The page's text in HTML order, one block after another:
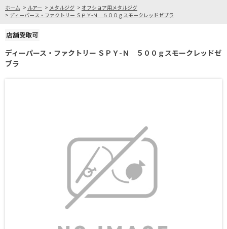
ホーム > ルアー > メタルジグ > オフショア用メタルジグ
> ディーパース・ファクトリー ＳＰＹ-Ｎ ５００ｇスモークレッドゼブラ
ディーパース・ファクトリー ＳＰＹ-Ｎ ５００ｇスモークレッドゼ
ブラ